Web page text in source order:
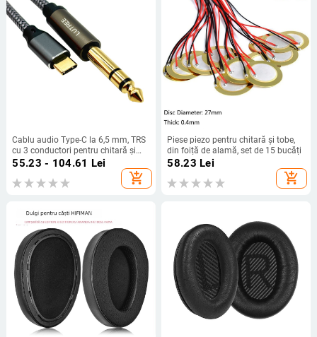
Cablu audio Type-C la 6,5 mm, TRS
cu 3 conductori pentru chitară și
amplificator, placat cu aur
55.23 - 104.61 Lei
add_shopping_cart
Piese piezo pentru chitară și tobe,
din foiță de alamă, set de 15 bucăți
58.23 Lei
add_shopping_cart